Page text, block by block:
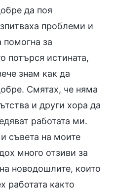
да поя
проблеми и
помогна за
потърся истината,
знам как да
Смятах, че няма
и други хора да
работата ми.
съвета на моите
много отзиви за
новодошлите, които
работата както